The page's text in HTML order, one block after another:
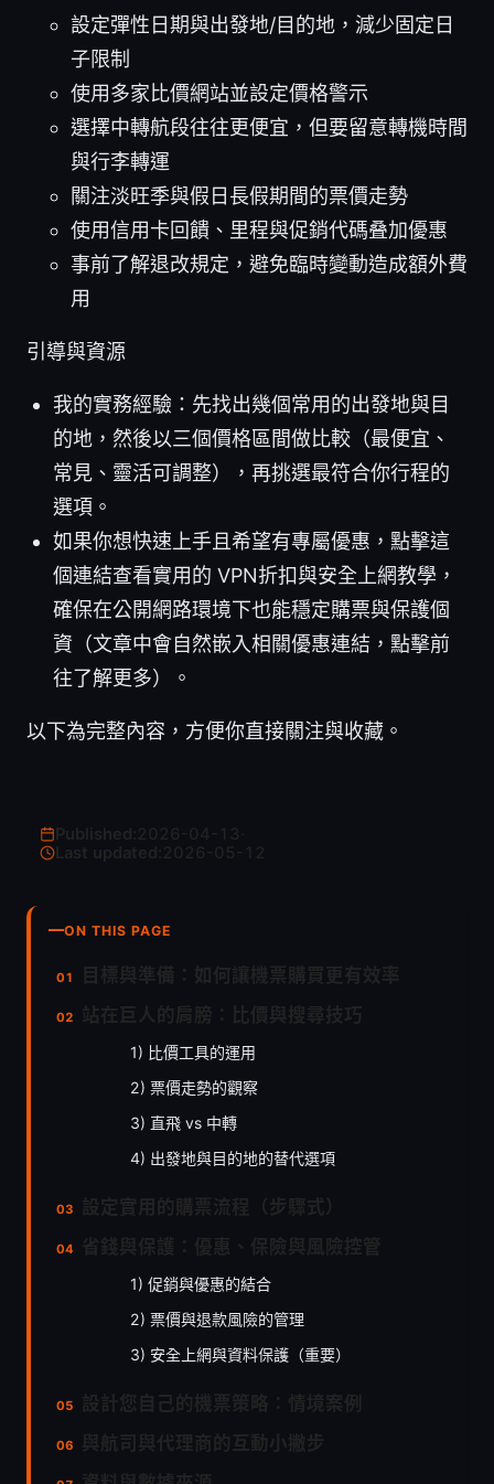
設定彈性日期與出發地/目的地，減少固定日
子限制
使用多家比價網站並設定價格警示
選擇中轉航段往往更便宜，但要留意轉機時間
與行李轉運
關注淡旺季與假日長假期間的票價走勢
使用信用卡回饋、里程與促銷代碼叠加優惠
事前了解退改規定，避免臨時變動造成額外費
用
引導與資源
我的實務經驗：先找出幾個常用的出發地與目
的地，然後以三個價格區間做比較（最便宜、
常見、靈活可調整），再挑選最符合你行程的
選項。
如果你想快速上手且希望有專屬優惠，點擊這
個連結查看實用的 VPN折扣與安全上網教學，
確保在公開網路環境下也能穩定購票與保護個
資（文章中會自然嵌入相關優惠連結，點擊前
往了解更多）。
以下為完整內容，方便你直接關注與收藏。
Last updated:
ON THIS PAGE
1) 比價工具的運用
2) 票價走勢的觀察
3) 直飛 vs 中轉
4) 出發地與目的地的替代選項
1) 促銷與優惠的結合
2) 票價與退款風險的管理
3) 安全上網與資料保護（重要）